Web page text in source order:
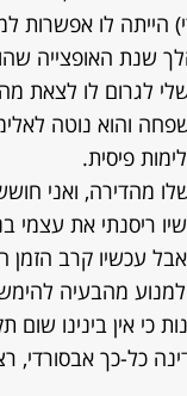
הייתה לו אפשרות
שנת האופצייה
לגרום לו לצאת
והוא נוטה
פיסית.
מהדירה, ואני
ריסנתי את עצמי
עכשיו קרב הזמן
למנוע מהבעיה
כי אין בינינו שום
כל-כך אבסורדי,